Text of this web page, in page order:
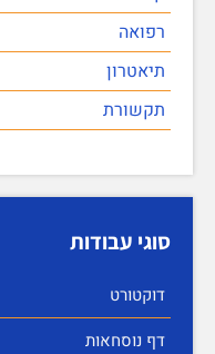
רפואה
תיאטרון
תקשורת
סוגי עבודות
דוקטורט
דף נוסחאות